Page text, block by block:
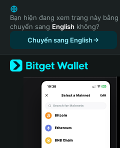
English
日本語
Tiếng Việt
Русский
Español (Latinoamérica)
Türkçe
Italiano
Português (Portugal)
Bạn hiện đang xem trang này bằng
chuyển sang English không?
Chuyển sang English